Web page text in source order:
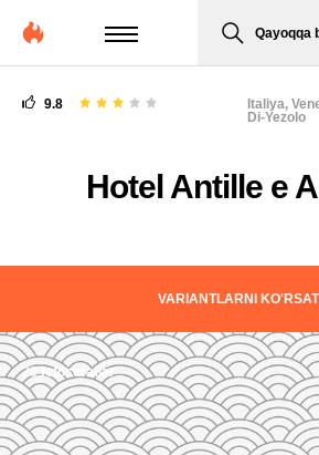
Qayoqqa
9.8
Hotel Antille e
Italiya,
Di-Yezolo
VARIANTLARNI
20 fotosuratlar